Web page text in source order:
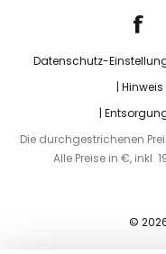
Datenschutz-
Die durchgestrichenen
Alle Preise in €, inkl.
©